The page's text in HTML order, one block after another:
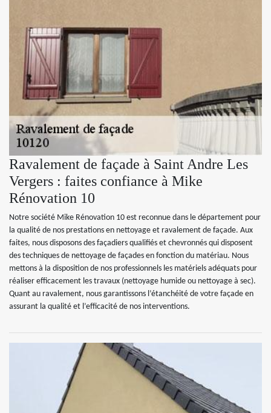
Ravalement de façade à Saint Andre Les
Vergers : faites confiance à Mike
Rénovation 10
Notre société Mike Rénovation 10 est reconnue dans le département pour
la qualité de nos prestations en nettoyage et ravalement de façade. Aux
faites, nous disposons des façadiers qualifiés et chevronnés qui disposent
des techniques de nettoyage de façades en fonction du matériau. Nous
mettons à la disposition de nos professionnels les matériels adéquats pour
réaliser efficacement les travaux (nettoyage humide ou nettoyage à sec).
Quant au ravalement, nous garantissons l’étanchéité de votre façade en
assurant la qualité et l’efficacité de nos interventions.